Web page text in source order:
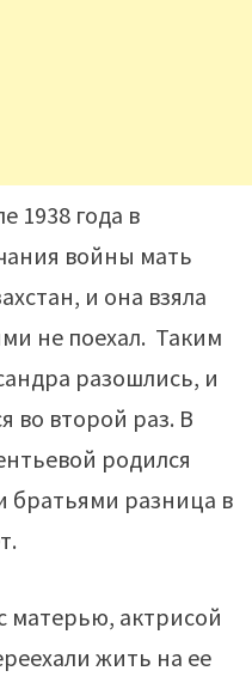
1938 года в
войны мать
и она взяла
не поехал. Таким
разошлись, и
во второй раз. В
родился
разница в
матерью, актрисой
жить на ее